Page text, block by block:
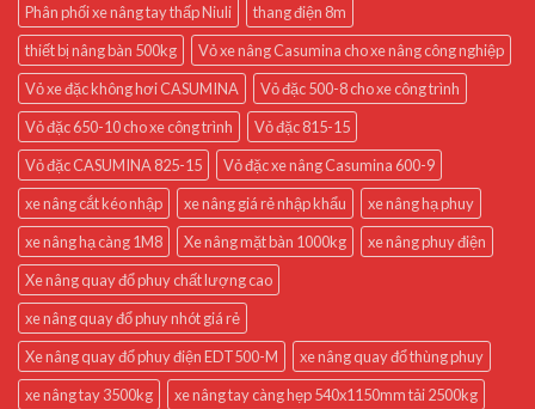
Phân phối xe nâng tay thấp Niuli
thang điện 8m
thiết bị nâng bàn 500kg
Vỏ xe nâng Casumina cho xe nâng công nghiệp
Vỏ xe đặc không hơi CASUMINA
Vỏ đặc 500-8 cho xe công trình
Vỏ đặc 650-10 cho xe công trình
Vỏ đặc 815-15
Vỏ đặc CASUMINA 825-15
Vỏ đặc xe nâng Casumina 600-9
xe nâng cắt kéo nhập
xe nâng giá rẻ nhập khẩu
xe nâng hạ phuy
xe nâng hạ càng 1M8
Xe nâng mặt bàn 1000kg
xe nâng phuy điện
Xe nâng quay đổ phuy chất lượng cao
xe nâng quay đổ phuy nhót giá rẻ
Xe nâng quay đổ phuy điện EDT500-M
xe nâng quay đổ thùng phuy
xe nâng tay 3500kg
xe nâng tay càng hẹp 540x1150mm tải 2500kg